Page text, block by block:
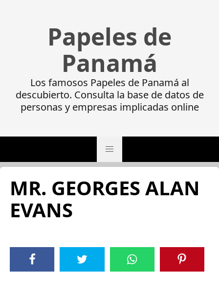
Papeles de
Panamá
Los famosos Papeles de Panamá al
descubierto. Consulta la base de datos de
personas y empresas implicadas online
MR. GEORGES ALAN
EVANS